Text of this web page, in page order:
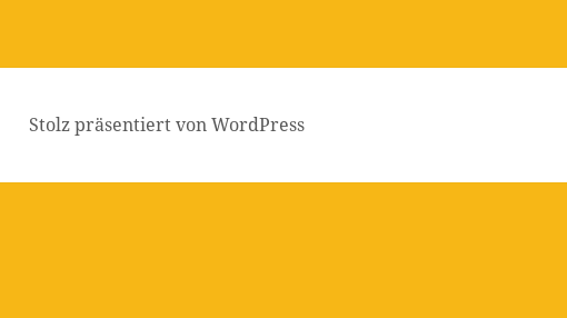
Stolz präsentiert von WordPress